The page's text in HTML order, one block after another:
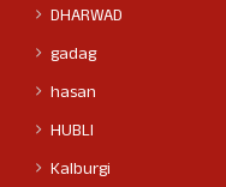
DHARWAD
gadag
hasan
HUBLI
Kalburgi